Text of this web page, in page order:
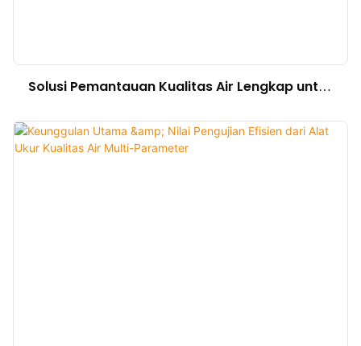
Solusi Pemantauan Kualitas Air Lengkap untuk